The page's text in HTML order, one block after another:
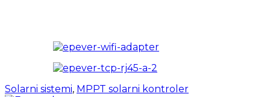
Solarni sistemi, MPPT solarni kontroler